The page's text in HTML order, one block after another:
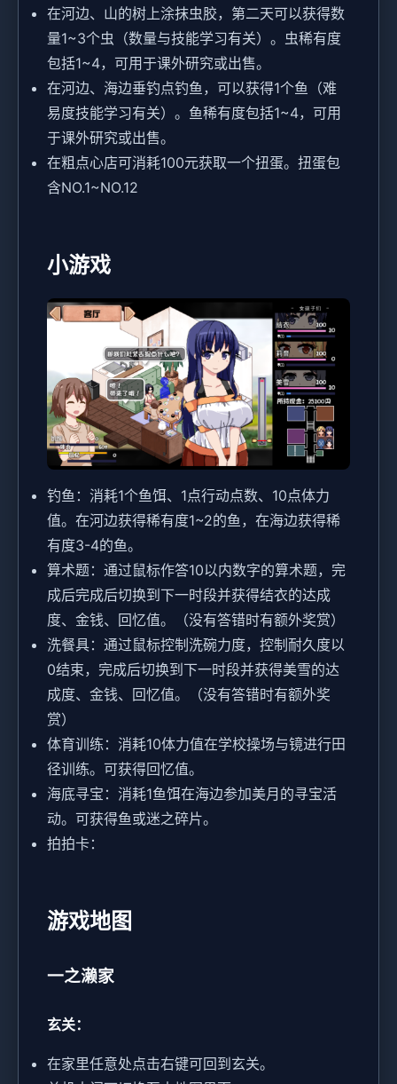
在河边、山的树上涂抹虫胶，第二天可以获得数
量1~3个虫（数量与技能学习有关）。虫稀有度
包括1~4，可用于课外研究或出售。
在河边、海边垂钓点钓鱼，可以获得1个鱼（难
易度技能学习有关）。鱼稀有度包括1~4，可用
于课外研究或出售。
在粗点心店可消耗100元获取一个扭蛋。扭蛋包
含NO.1~NO.12
小游戏
钓鱼：消耗1个鱼饵、1点行动点数、10点体力
值。在河边获得稀有度1~2的鱼，在海边获得稀
有度3-4的鱼。
算术题：通过鼠标作答10以内数字的算术题，完
成后完成后切换到下一时段并获得结衣的达成
度、金钱、回忆值。（没有答错时有额外奖赏）
洗餐具：通过鼠标控制洗碗力度，控制耐久度以
0结束，完成后切换到下一时段并获得美雪的达
成度、金钱、回忆值。（没有答错时有额外奖
赏）
体育训练：消耗10体力值在学校操场与镜进行田
径训练。可获得回忆值。
海底寻宝：消耗1鱼饵在海边参加美月的寻宝活
动。可获得鱼或迷之碎片。
拍拍卡：
游戏地图
一之濑家
玄关：
在家里任意处点击右键可回到玄关。